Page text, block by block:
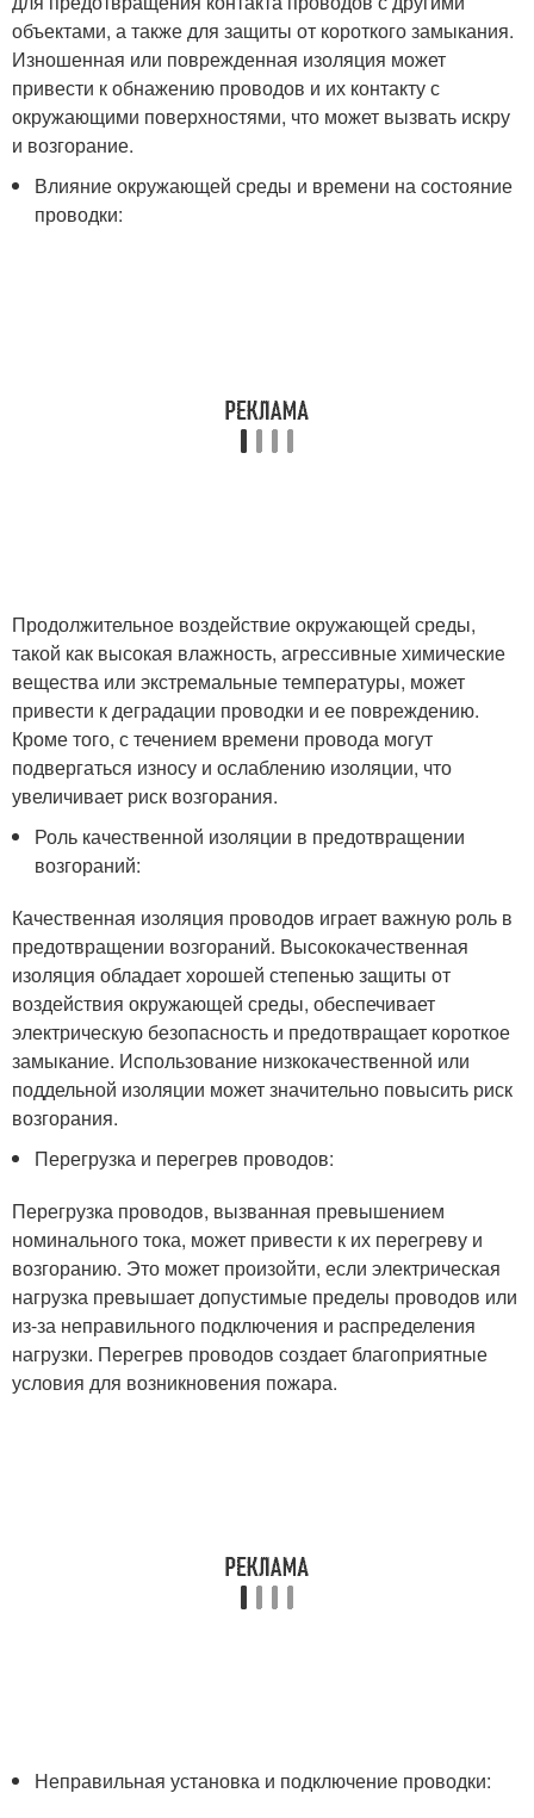
объектами, а также для защиты от короткого замыкания.
Изношенная или поврежденная изоляция может
привести к обнажению проводов и их контакту с
окружающими поверхностями, что может вызвать искру
и возгорание.
Влияние окружающей среды и времени на состояние
проводки:
Продолжительное воздействие окружающей среды,
такой как высокая влажность, агрессивные химические
вещества или экстремальные температуры, может
привести к деградации проводки и ее повреждению.
Кроме того, с течением времени провода могут
подвергаться износу и ослаблению изоляции, что
увеличивает риск возгорания.
Роль качественной изоляции в предотвращении
возгораний:
Качественная изоляция проводов играет важную роль в
предотвращении возгораний. Высококачественная
изоляция обладает хорошей степенью защиты от
воздействия окружающей среды, обеспечивает
электрическую безопасность и предотвращает короткое
замыкание. Использование низкокачественной или
поддельной изоляции может значительно повысить риск
возгорания.
Перегрузка и перегрев проводов:
Перегрузка проводов, вызванная превышением
номинального тока, может привести к их перегреву и
возгоранию. Это может произойти, если электрическая
нагрузка превышает допустимые пределы проводов или
из-за неправильного подключения и распределения
нагрузки. Перегрев проводов создает благоприятные
условия для возникновения пожара.
Неправильная установка и подключение проводки: